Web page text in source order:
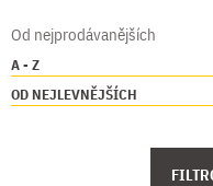
Od nejprodávanějších
A - Z
OD NEJLEVNĚJŠÍCH